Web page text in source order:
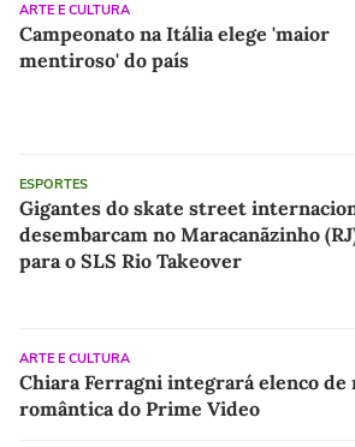
ARTE E CULTURA
Campeonato na Itália elege 'maior
mentiroso' do país
ESPORTES
Gigantes do skate street
desembarcam no Maracanãzinho
para o SLS Rio Takeover
ARTE E CULTURA
Chiara Ferragni integrará elenco de
romântica do Prime Video